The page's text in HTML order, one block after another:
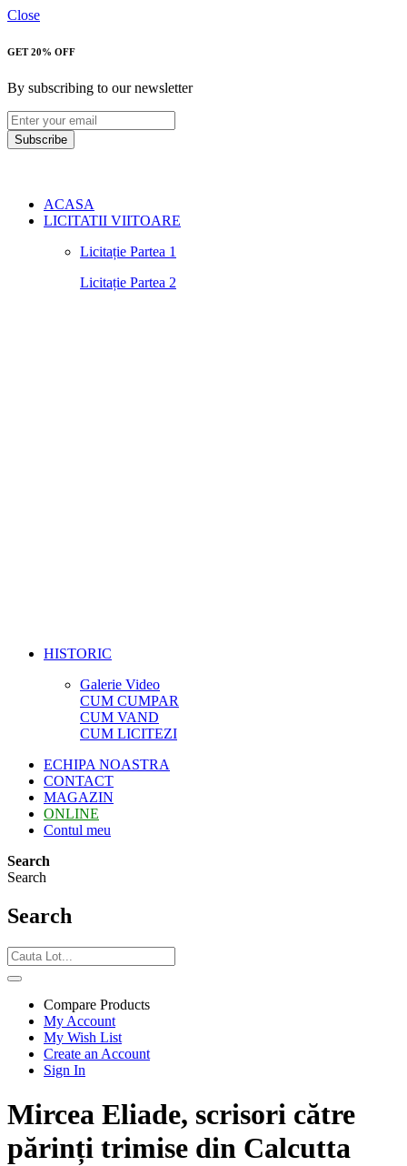
Close
GET 20% OFF
By subscribing to our newsletter
Subscribe
ACASA
LICITATII VIITOARE
Licitație Partea 1
Licitație Partea 2
HISTORIC
Galerie Video
CUM CUMPAR
CUM VAND
CUM LICITEZI
ECHIPA NOASTRA
CONTACT
MAGAZIN
ONLINE
Contul meu
Search
Search
Search
Compare Products
My Account
My Wish List
Create an Account
Sign In
Mircea Eliade, scrisori către
părinți trimise din Calcutta